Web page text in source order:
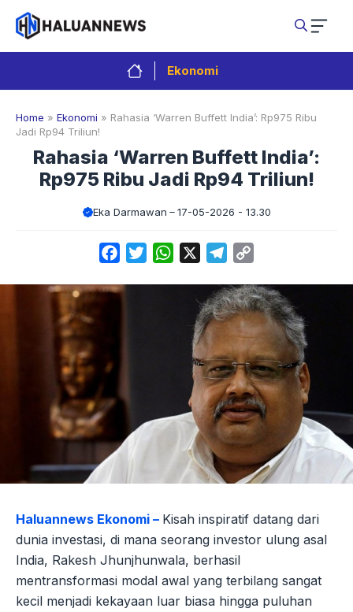
Langsung
isi
Ekonomi
Home » Ekonomi » Rahasia ‘Warren Buffett India’: Rp975 Ribu
Jadi Rp94 Triliun!
Rahasia ‘Warren Buffett India’:
Rp975 Ribu Jadi Rp94 Triliun!
Eka Darmawan 17-05-2026 - 13.30
FacebookTwitterWhatsApp Telegram
Haluannews Ekonomi – Kisah inspiratif datang dari
dunia investasi, di mana seorang investor ulung asal
India, Rakesh Jhunjhunwala, berhasil
mentransformasi modal awal yang terbilang sangat
kecil menjadi kekayaan luar biasa hingga puluhan